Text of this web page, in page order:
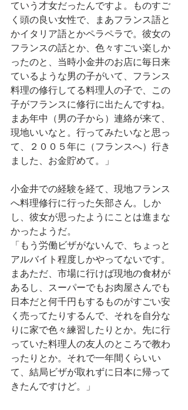
ていう才女だったんですよ。ものすご
く頭の良い女性で、まあフランス語と
かイタリア語とかペラペラで。彼女の
フランスの話とか、色々すごい楽しか
ったのと、当時小金井のお店に毎日来
ているような男の子がいて、フランス
料理の修行してる料理人の子で、この
子がフランスに修行に出たんですね。
まあ年中（男の子から）連絡が来て、
現地いいなと。行ってみたいなと思っ
て、２００５年に（フランスへ）行き
ました、お金貯めて。」
小金井での経験を経て、現地フランス
へ料理修行に行った矢部さん。しか
し、彼女が思ったようにことは進まな
かったようだ。
「もう労働ビザがないんで、ちょっと
アルバイト程度しかやってないです。
まあただ、市場に行けば現地の食材が
あるし、スーパーでもお肉屋さんでも
日本だと何千円もするものがすごい安
く売ってたりするんで、それを自分な
りに家で色々練習したりとか。先に行
っていた料理人の友人のところで教わ
ったりとか。それで一年間くらいい
て、結局ビザが取れずに日本に帰って
きたんですけど。」